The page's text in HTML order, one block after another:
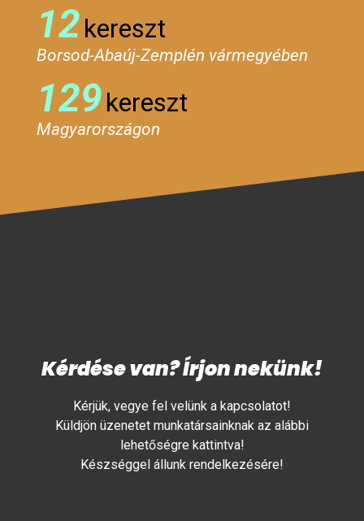
12kereszt
Borsod-Abaúj-Zemplén vármegyében
129kereszt
Magyarországon
Kérdése van? Írjon nekünk!
Kérjük, vegye fel velünk a kapcsolatot!
Küldjön üzenetet munkatársainknak az alábbi
lehetőségre kattintva!
Készséggel állunk rendelkezésére!